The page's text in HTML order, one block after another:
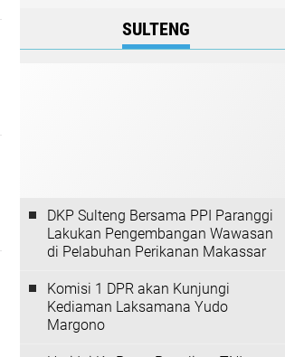
SULTENG
DKP Sulteng Bersama PPI Paranggi
Lakukan Pengembangan Wawasan
di Pelabuhan Perikanan Makassar
Komisi 1 DPR akan Kunjungi
Kediaman Laksamana Yudo
Margono